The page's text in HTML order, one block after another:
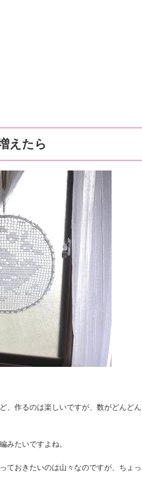
えたら
、作るのは楽しいですが、数がどんどん
みたいですよね。
ておきたいのは山々なのですが、ちょっ